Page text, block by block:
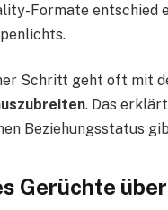
Formate entschied
Schritt geht oft mit
. Das
Beziehungsstatus
Gerüchte